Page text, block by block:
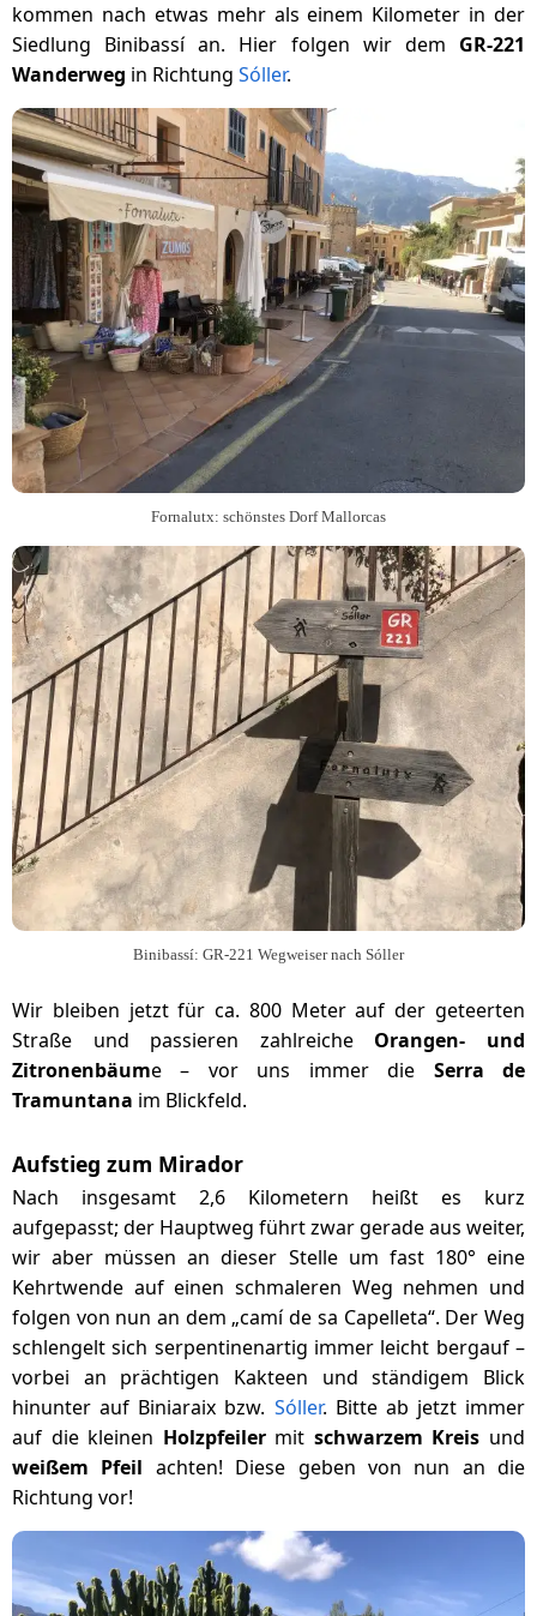
kommen nach etwas mehr als einem Kilometer in der
Siedlung Binibassí an. Hier folgen wir dem GR-221
Wanderweg in Richtung Sóller.
Fornalutx: schönstes Dorf Mallorcas
Binibassí: GR-221 Wegweiser nach Sóller
Wir bleiben jetzt für ca. 800 Meter auf der geteerten
Straße und passieren zahlreiche Orangen- und
Zitronenbäume – vor uns immer die Serra de
Tramuntana im Blickfeld.
Aufstieg zum Mirador
Nach insgesamt 2,6 Kilometern heißt es kurz
aufgepasst; der Hauptweg führt zwar gerade aus weiter,
wir aber müssen an dieser Stelle um fast 180° eine
Kehrtwende auf einen schmaleren Weg nehmen und
folgen von nun an dem „camí de sa Capelleta“. Der Weg
schlengelt sich serpentinenartig immer leicht bergauf –
vorbei an prächtigen Kakteen und ständigem Blick
hinunter auf Biniaraix bzw. Sóller. Bitte ab jetzt immer
auf die kleinen Holzpfeilermit schwarzem Kreis und
weißem Pfeil achten! Diese geben von nun an die
Richtung vor!